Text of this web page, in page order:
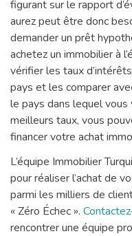
figurant sur le rapport
aurez peut être donc
demander un prêt
achetez un immobilier à
vérifier les taux
pays et les comparer
le pays dans lequel
meilleurs taux, vous
financer votre achat
L’équipe Immobilier
pour réaliser l’achat de
parmi les milliers de
« Zéro Échec ».
rencontrer une équipe